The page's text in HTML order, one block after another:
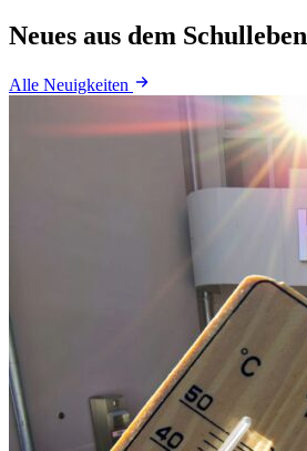
Neues aus dem Schulleben
Alle Neuigkeiten